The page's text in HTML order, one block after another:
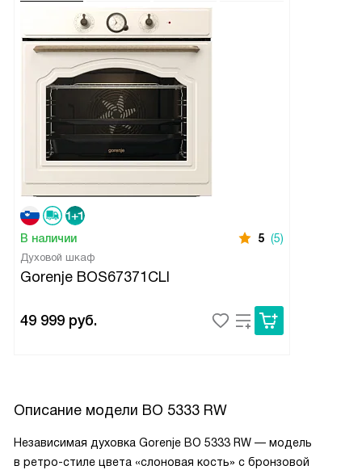
В наличии 5 (5)
Духовой шкаф
Gorenje BOS67371CLI
49 999 руб.
Описание модели BO 5333 RW
Независимая духовка Gorenje BO 5333 RW — модель
в ретро-стиле цвета «слоновая кость» с бронзовой